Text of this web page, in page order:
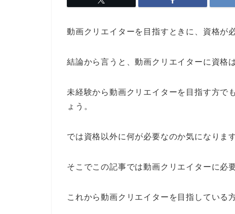
動画クリエイターを目指すときに、資格が
結論から言うと、動画クリエイターに資格
未経験から動画クリエイターを目指す方で
ょう。
では資格以外に何が必要なのか気になりま
そこでこの記事では動画クリエイターに必
これから動画クリエイターを目指している